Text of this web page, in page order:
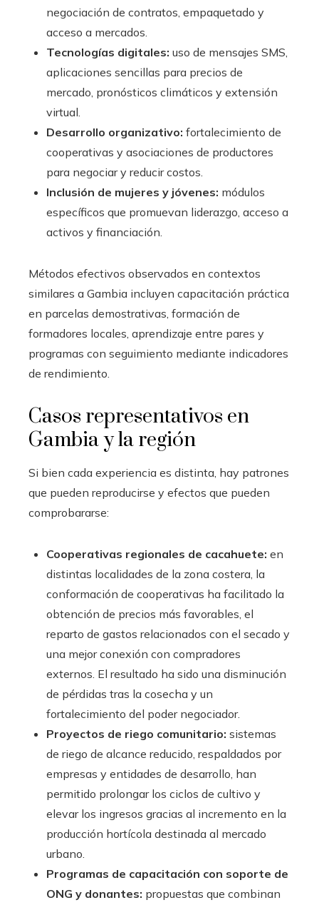
negociación de contratos, empaquetado y
acceso a mercados.
Tecnologías digitales: uso de mensajes SMS,
aplicaciones sencillas para precios de
mercado, pronósticos climáticos y extensión
virtual.
Desarrollo organizativo: fortalecimiento de
cooperativas y asociaciones de productores
para negociar y reducir costos.
Inclusión de mujeres y jóvenes: módulos
específicos que promuevan liderazgo, acceso a
activos y financiación.
Métodos efectivos observados en contextos
similares a Gambia incluyen capacitación práctica
en parcelas demostrativas, formación de
formadores locales, aprendizaje entre pares y
programas con seguimiento mediante indicadores
de rendimiento.
Casos representativos en
Gambia y la región
Si bien cada experiencia es distinta, hay patrones
que pueden reproducirse y efectos que pueden
comprobararse:
Cooperativas regionales de cacahuete: en
distintas localidades de la zona costera, la
conformación de cooperativas ha facilitado la
obtención de precios más favorables, el
reparto de gastos relacionados con el secado y
una mejor conexión con compradores
externos. El resultado ha sido una disminución
de pérdidas tras la cosecha y un
fortalecimiento del poder negociador.
Proyectos de riego comunitario: sistemas
de riego de alcance reducido, respaldados por
empresas y entidades de desarrollo, han
permitido prolongar los ciclos de cultivo y
elevar los ingresos gracias al incremento en la
producción hortícola destinada al mercado
urbano.
Programas de capacitación con soporte de
ONG y donantes: propuestas que combinan